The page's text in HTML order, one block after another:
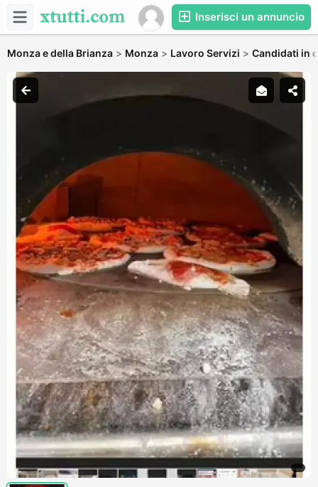
Inserisci un annuncio
Monza e della Brianza > Monza > Lavoro Servizi > Candidati in